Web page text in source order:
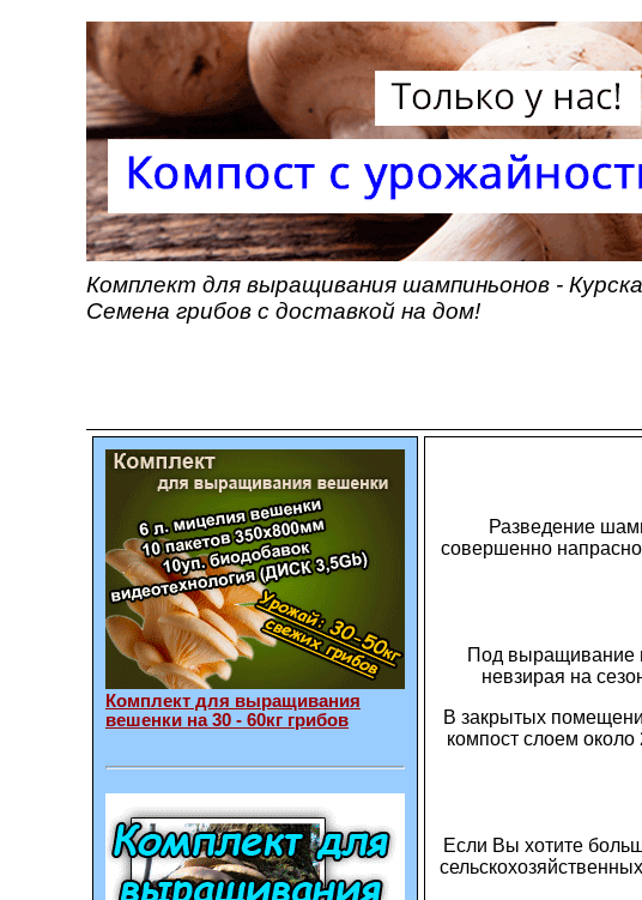
Комплект для выращивания шампиньонов -
Семена грибов с доставкой на дом!
Комплект для выращивания
вешенки на 30 - 60кг грибов
Разведение
совершенно
Под выращивание
невзирая на
В закрытых
компост слоем
Если Вы хотите